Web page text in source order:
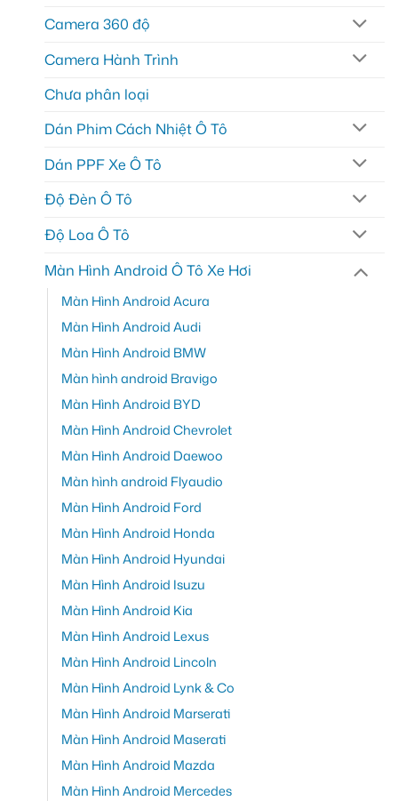
Camera 360 độ
Camera Hành Trình
Chưa phân loại
Dán Phim Cách Nhiệt Ô Tô
Dán PPF Xe Ô Tô
Độ Đèn Ô Tô
Độ Loa Ô Tô
Màn Hình Android Ô Tô Xe Hơi
Màn Hình Android Acura
Màn Hình Android Audi
Màn Hình Android BMW
Màn hình android Bravigo
Màn Hình Android BYD
Màn Hình Android Chevrolet
Màn Hình Android Daewoo
Màn hình android Flyaudio
Màn Hình Android Ford
Màn Hình Android Honda
Màn Hình Android Hyundai
Màn Hình Android Isuzu
Màn Hình Android Kia
Màn Hình Android Lexus
Màn Hình Android Lincoln
Màn Hình Android Lynk & Co
Màn Hình Android Marserati
Màn Hình Android Maserati
Màn Hình Android Mazda
Màn Hình Android Mercedes